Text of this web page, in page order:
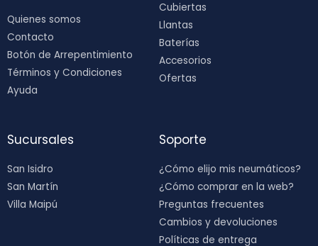
Quienes somos
Contacto
Botón de Arrepentimiento
Términos y Condiciones
Ayuda
Cubiertas
Llantas
Baterías
Accesorios
Ofertas
Sucursales
San Isidro
San Martín
Villa Maipú
Soporte
¿Cómo elijo mis neumáticos?
¿Cómo comprar en la web?
Preguntas frecuentes
Cambios y devoluciones
Políticas de entrega